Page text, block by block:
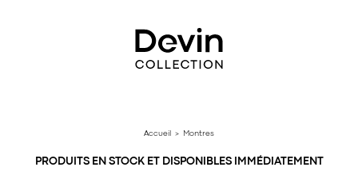
Accueil > Montres
PRODUITS EN STOCK ET DISPONIBLES IMMÉDIATEMENT